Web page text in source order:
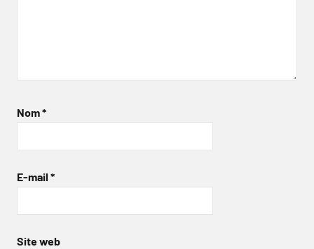
Nom*
E-mail *
Site web